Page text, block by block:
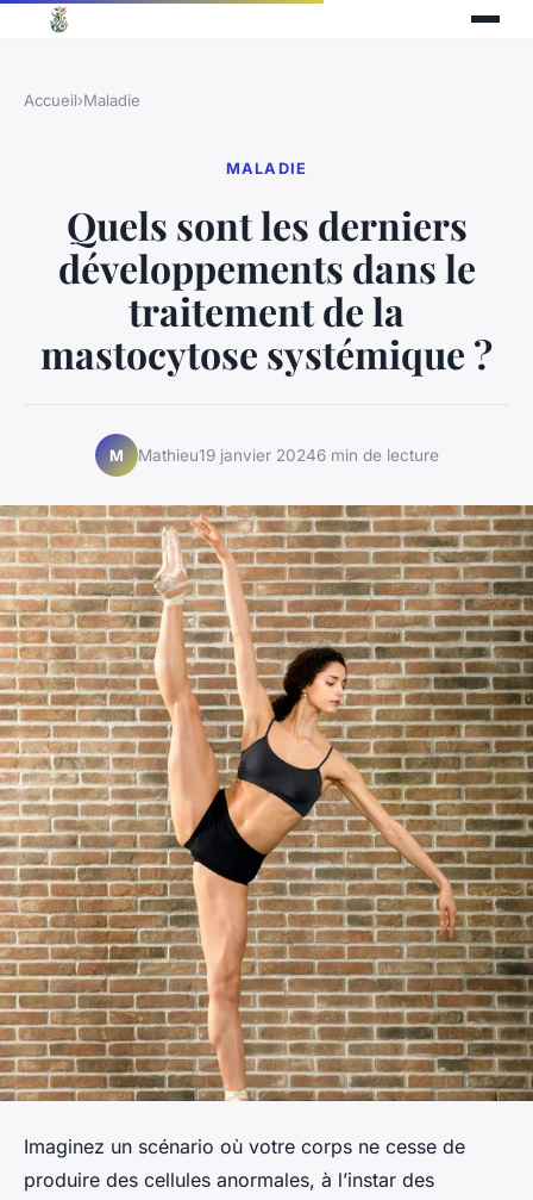
Accueil›Maladie
MALADIE
Quels sont les derniers
développements dans le
traitement de la
mastocytose systémique ?
M Mathieu19 janvier 20246 min de lecture
Imaginez un scénario où votre corps ne cesse de
produire des cellules anormales, à l’instar des